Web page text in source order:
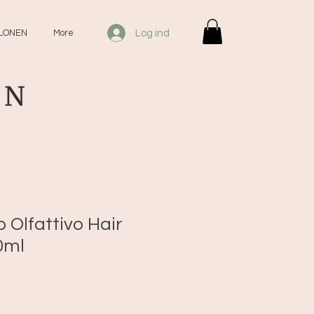
More Log ind
Olfattivo Hair